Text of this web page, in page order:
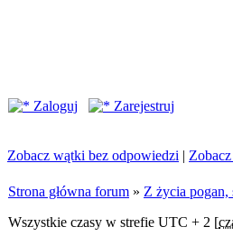
Zaloguj
Zarejestruj
Zobacz wątki bez odpowiedzi |
Strona główna forum » Z życia
Wszystkie czasy w strefie UTC + 2 [